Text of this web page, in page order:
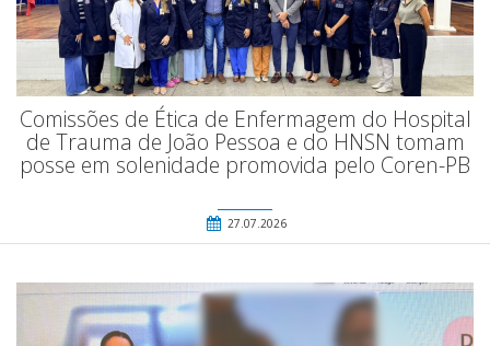
Comissões de Ética de Enfermagem do Hospital
de Trauma de João Pessoa e do HNSN tomam
posse em solenidade promovida pelo Coren-PB
27.07.2026